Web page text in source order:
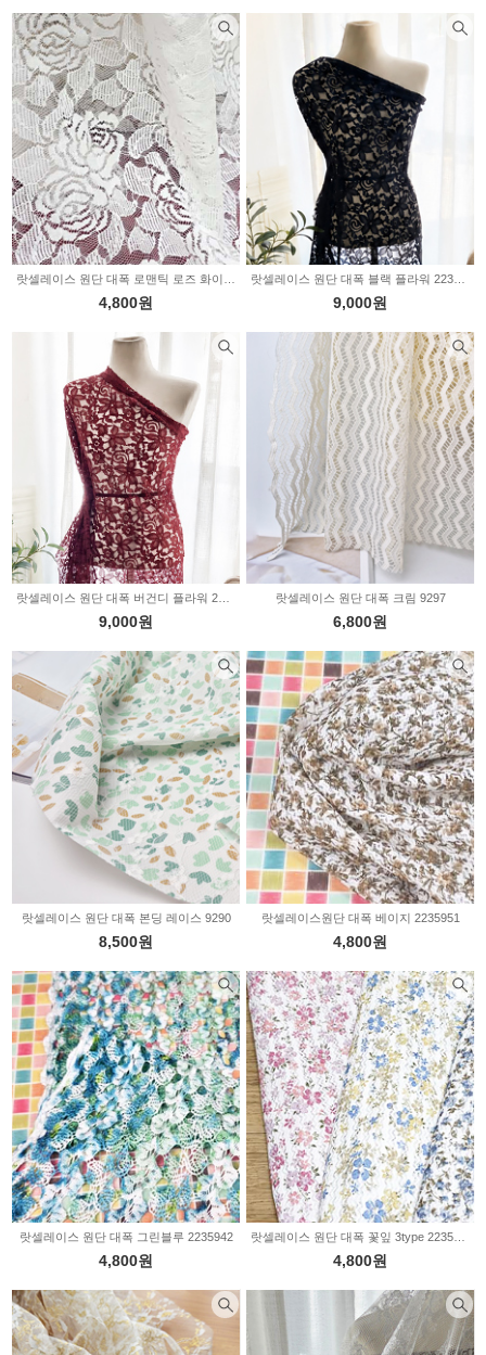
4,800원 9,000원
랏셀레이스 원단 대폭 버건디 플라워 2236350
9,000원
랏셀레이스 원단 대폭 크림 9297
6,800원
랏셀레이스 원단 대폭 본딩 레이스 9290
8,500원
랏셀레이스원단 대폭 베이지 2235951
4,800원
랏셀레이스 원단 대폭 그린블루 2235942
4,800원 4,800원